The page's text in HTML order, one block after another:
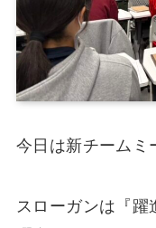
今日は新チームミ
スローガンは『躍